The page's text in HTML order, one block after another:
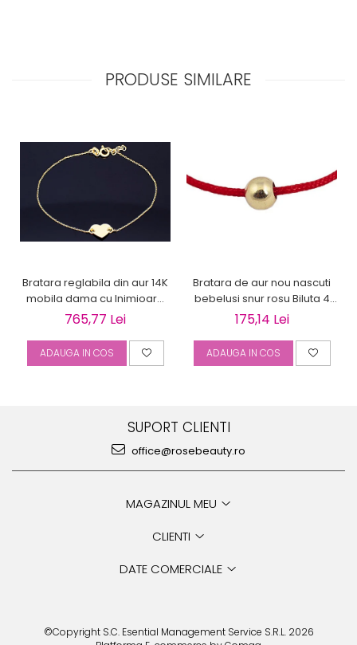
PRODUSE SIMILARE
Bratara reglabila din aur 14K
mobila dama cu Inimioara
gravabila
765,77 Lei
ADAUGA IN COS
Bratara de aur nou nascuti
bebelusi snur rosu Biluta 4
mm
175,14 Lei
ADAUGA IN COS
SUPORT CLIENTI
office@rosebeauty.ro
MAGAZINUL MEU
CLIENTI
DATE COMERCIALE
©Copyright S.C. Esential Management Service S.R.L. 2026